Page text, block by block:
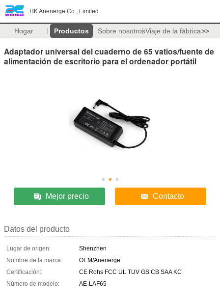
HK Anenerge Co., Limited
Hogar Productos Sobre nosotrosViaje de la fábrica>>
Adaptador universal del cuaderno de 65 vatios/fuente de
alimentación de escritorio para el ordenador portátil
Mejor precio Contacto
Datos del producto
Lugar de origen:
Shenzhen
Nombre de la marca:
OEM/Anenerge
Certificación:
CE Rohs FCC UL TUV GS CB SAA KC
Número de modelo:
AE-LAF65